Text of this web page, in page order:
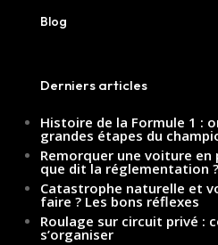
Blog
Derniers articles
Histoire de la Formule 1 :
grandes étapes du
Remorquer une voiture en
que dit la réglementation ?
Catastrophe naturelle et
faire ? Les bons réflexes
Roulage sur circuit privé :
s’organiser